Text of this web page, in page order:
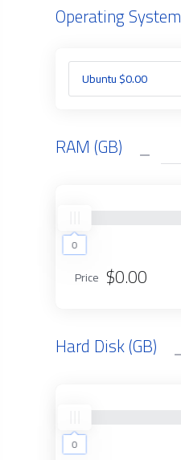
Operating System
RAM (GB)
0
Price $0.00
Hard Disk (GB)
0